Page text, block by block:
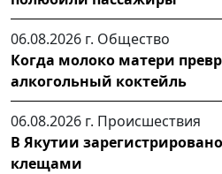
06.08.2026 г. Общество
Когда молоко матери
алкогольный коктейль
06.08.2026 г. Происшествия
В Якутии
клещами